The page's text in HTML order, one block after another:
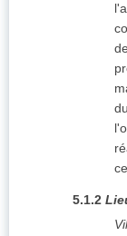
5.1.2